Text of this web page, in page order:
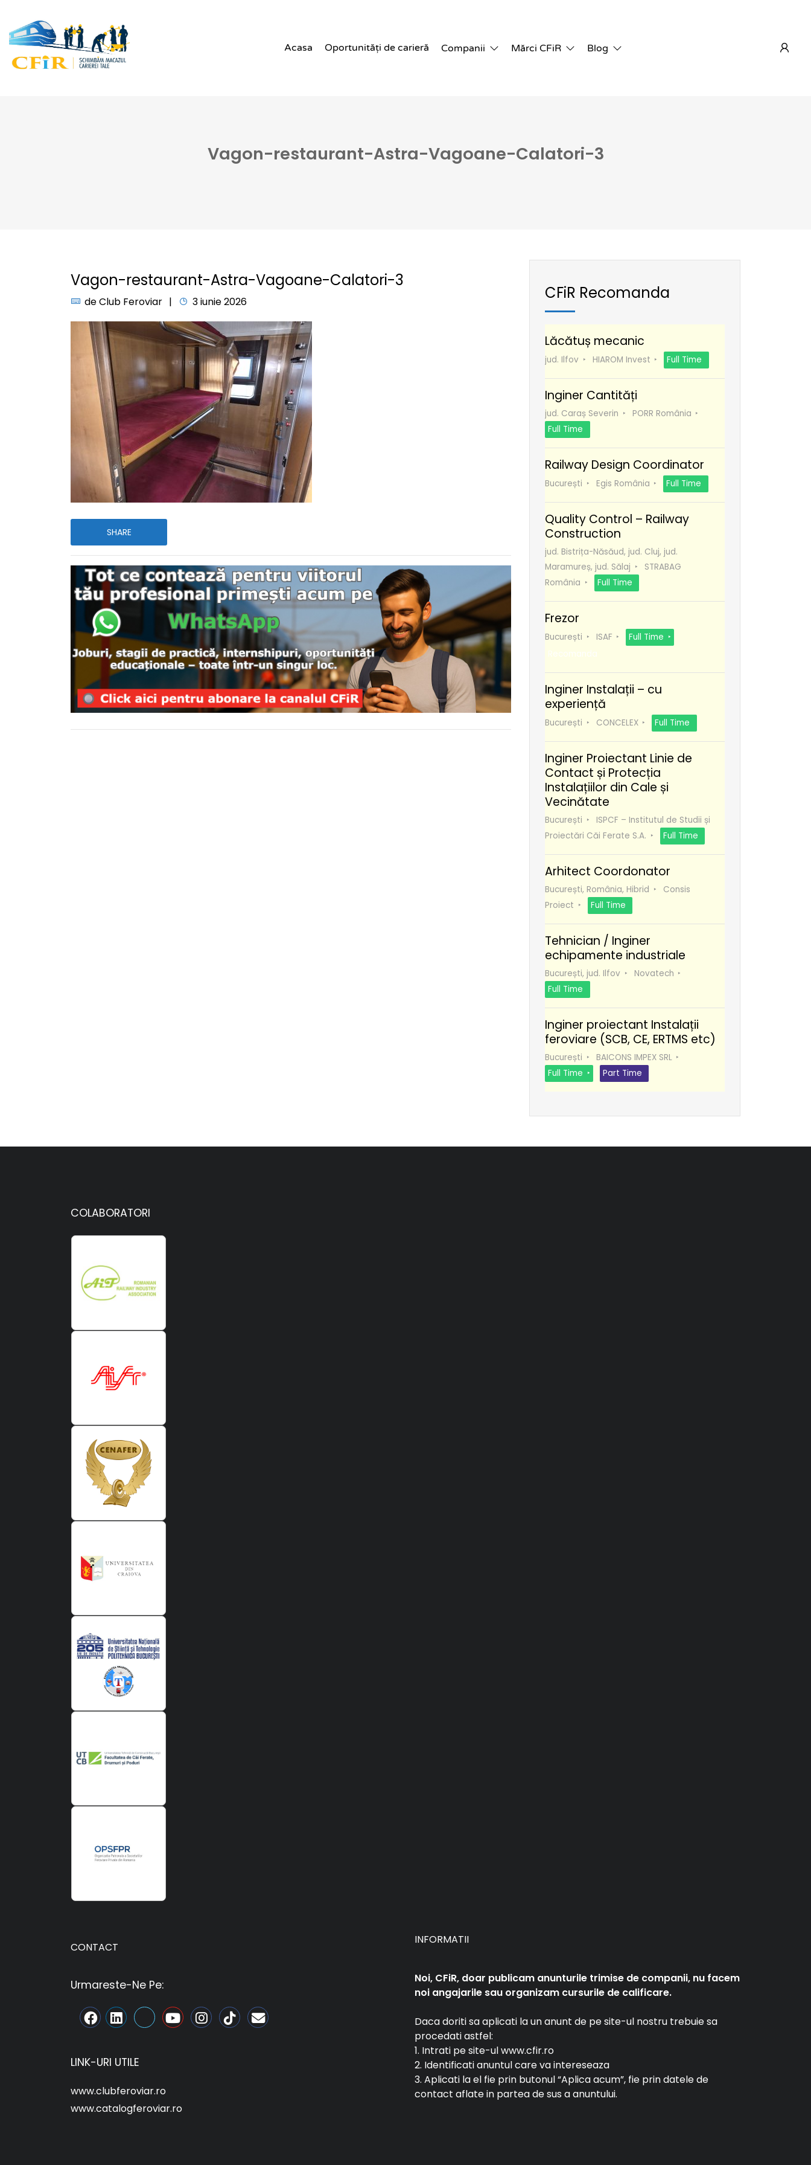
Acasa Oportunități de carieră Companii Mărci CFiR Blog
Vagon-restaurant-Astra-Vagoane-Calatori-3
Vagon-restaurant-Astra-Vagoane-Calatori-3
deClub Feroviar 3 iunie 2026
SHARE
CFiR Recomanda
Lăcătuș mecanic
jud. Ilfov HIAROM Invest Full Time
Inginer Cantități
jud. Caraș Severin
PORR România
Full Time
Railway Design Coordinator
București Egis România Full Time
Quality Control – Railway
Construction
jud. Bistrița-Năsăud, jud. Cluj, jud.
Maramureș, jud. Sălaj
STRABAG
România
Full Time
Frezor
București ISAF
Full Time
Recomanda
Inginer Instalații – cu
experiență
București CONCELEX Full Time
Inginer Proiectant Linie de
Contact și Protecția
Instalațiilor din Cale și
Vecinătate
București
ISPCF – Institutul de Studii și
Proiectări Căi Ferate S.A.
Full Time
Arhitect Coordonator
București, România, Hibrid
Consis
Proiect
Full Time
Tehnician / Inginer
echipamente industriale
București, jud. Ilfov
Novatech
Full Time
Inginer proiectant Instalații
feroviare (SCB, CE, ERTMS etc)
București
BAICONS IMPEX SRL
Full Time
Part Time
COLABORATORI
CONTACT
Urmareste-Ne Pe:
LINK-URI UTILE
www.clubferoviar.ro
www.catalogferoviar.ro
INFORMATII
Noi, CFiR, doar publicam anunturile trimise de companii, nu facem
noi angajarile sau organizam cursurile de calificare.
Daca doriti sa aplicati la un anunt de pe site-ul nostru trebuie sa
procedati astfel:
1. Intrati pe site-ul www.cfir.ro
2. Identificati anuntul care va intereseaza
3. Aplicati la el fie prin butonul “Aplica acum”, fie prin datele de
contact aflate in partea de sus a anuntului.